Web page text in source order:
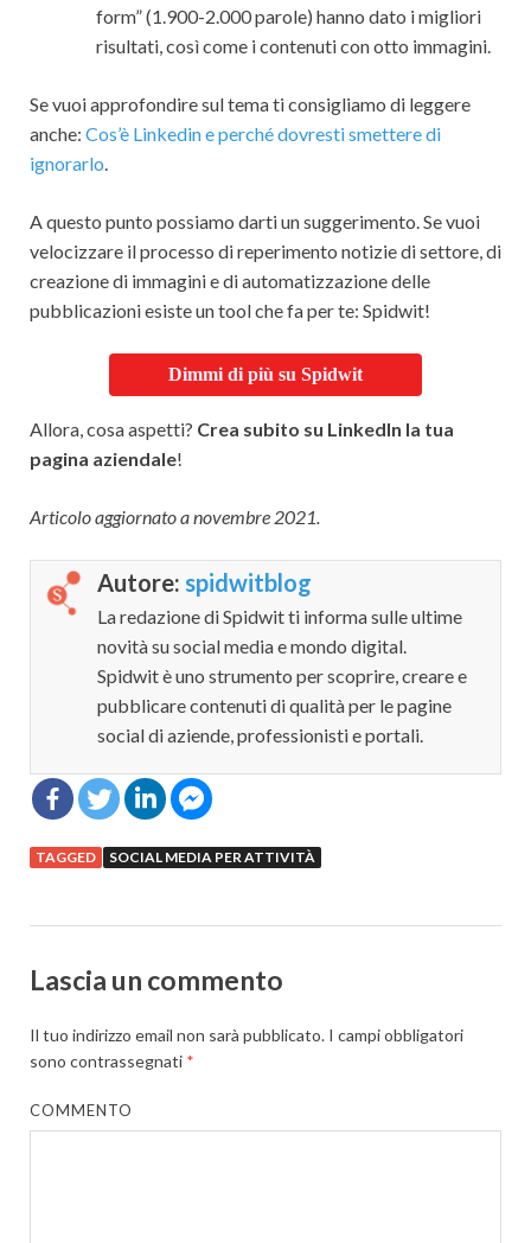
form” (1.900-2.000 parole) hanno dato i migliori
risultati, così come i contenuti con otto immagini.
Se vuoi approfondire sul tema ti consigliamo di leggere
anche: Cos’è Linkedin e perché dovresti smettere di
ignorarlo.
A questo punto possiamo darti un suggerimento. Se vuoi
velocizzare il processo di reperimento notizie di settore, di
creazione di immagini e di automatizzazione delle
pubblicazioni esiste un tool che fa per te: Spidwit!
Dimmi di più su Spidwit
Allora, cosa aspetti? Crea subito su LinkedIn la tua
pagina aziendale!
Articolo aggiornato a novembre 2021.
Autore: spidwitblog
La redazione di Spidwit ti informa sulle ultime
novità su social media e mondo digital.
Spidwit è uno strumento per scoprire, creare e
pubblicare contenuti di qualità per le pagine
social di aziende, professionisti e portali.
TAGGED SOCIAL MEDIA PER ATTIVITÀ
Lascia un commento
Il tuo indirizzo email non sarà pubblicato. I campi obbligatori
sono contrassegnati *
COMMENTO